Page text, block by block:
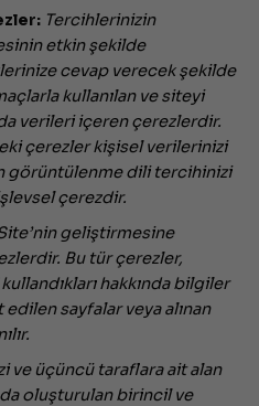
Tercihlerinizin
etkin şekilde
cevap verecek şekilde
kullanılan ve siteyi
verileri içeren çerezlerdir.
çerezler kişisel verilerinizi
görüntülenme dili tercihinizi
çerezdir.
geliştirmesine
Bu tür çerezler,
hakkında bilgiler
sayfalar veya alınan
ve üçüncü taraflara ait alan
oluşturulan birincil ve